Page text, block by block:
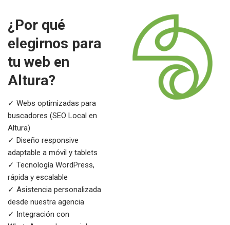
¿Por qué
elegirnos para
tu web en
Altura?
✓ Webs optimizadas para
buscadores (SEO Local en
Altura)
✓ Diseño responsive
adaptable a móvil y tablets
✓ Tecnología WordPress,
rápida y escalable
✓ Asistencia personalizada
desde nuestra agencia
✓ Integración con